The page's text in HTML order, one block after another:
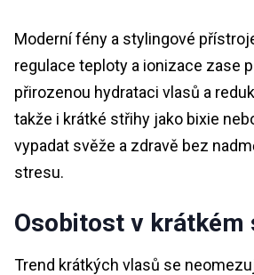
Moderní fény a stylingové
regulace teploty a ionizace zase
přirozenou hydrataci vlasů a
takže i krátké střihy jako bixie
vypadat svěže a zdravě bez
stresu.
Osobitost v krátkém
Trend krátkých vlasů se